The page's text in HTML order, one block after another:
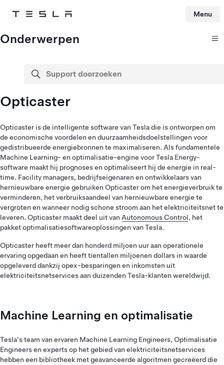
Tesla Menu
Onderwerpen
Support doorzoeken
zoeken
Opticaster
Opticaster is de intelligente software van Tesla die is ontworpen om
de economische voordelen en duurzaamheidsdoelstellingen voor
gedistribueerde energiebronnen te maximaliseren. Als fundamentele
Machine Learning- en optimalisatie-engine voor Tesla Energy-
software maakt hij prognoses en optimaliseert hij de energie in real-
time. Facility managers, bedrijfseigenaren en ontwikkelaars van
hernieuwbare energie gebruiken Opticaster om het energieverbruik te
verminderen, het verbruiksaandeel van hernieuwbare energie te
vergroten en wanneer nodig schone stroom aan het elektriciteitsnet te
leveren. Opticaster maakt deel uit van Autonomous Control, het
pakket optimalisatiesoftwareoplossingen van Tesla.
Opticaster heeft meer dan honderd miljoen uur aan operationele
ervaring opgedaan en heeft tientallen miljoenen dollars in waarde
opgeleverd dankzij opex-besparingen en inkomsten uit
elektriciteitsnetservices aan duizenden Tesla-klanten wereldwijd.
Machine Learning en optimalisatie
Tesla's team van ervaren Machine Learning Engineers, Optimalisatie
Engineers en experts op het gebied van elektriciteitsnetservices
hebben een bibliotheek met geavanceerde algoritmen gecreëerd die